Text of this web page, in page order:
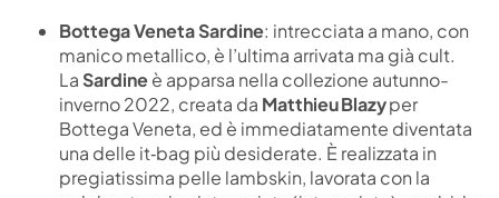
Bottega Veneta Sardine: intrecciata a mano, con
manico metallico, è l’ultima arrivata ma già cult.
La Sardineè apparsa nella collezione autunno-
inverno 2022, creata da Matthieu Blazyper
Bottega Veneta, ed è immediatamente diventata
una delle it‑bag più desiderate. È realizzata in
pregiatissima pelle lambskin, lavorata con la